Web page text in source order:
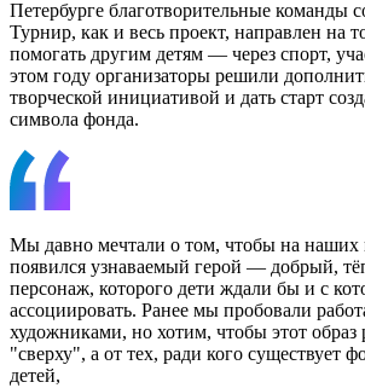
Петербурге благотворительные команды
Турнир, как и весь проект, направлен на
помогать другим детям — через спорт,
этом году организаторы решили
творческой инициативой и дать старт
символа фонда.
Мы давно мечтали о том, чтобы на наших
появился узнаваемый герой — добрый,
персонаж, которого дети ждали бы и с
ассоциировать. Ранее мы пробовали
художниками, но хотим, чтобы этот образ
"сверху", а от тех, ради кого существует
детей,